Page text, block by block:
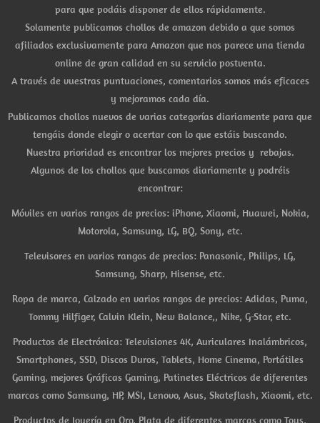
para que podáis disponer de ellos rápidamente.
Solamente publicamos chollos de amazon debido a que somos
afiliados exclusivamente para Amazon que nos parece una tienda
online de gran calidad en su servicio postventa.
A través de vuestras puntuaciones, comentarios somos más eficaces
y mejoramos cada día.
Publicamos chollos nuevos de varias categorías diariamente para que
tengáis donde elegir o acertar con lo que estáis buscando.
Nuestra prioridad es encontrar los mejores precios y rebajas.
Algunos de los chollos que buscamos diariamente y podréis
encontrar:
Móviles en varios rangos de precios: iPhone, Xiaomi, Huawei, Nokia,
Motorola, Samsung, LG, BQ, Sony, etc.
Televisores en varios rangos de precios: Panasonic, Philips, LG,
Samsung, Sharp, Hisense, etc.
Ropa de marca, Calzado en varios rangos de precios: Adidas, Puma,
Tommy Hilfiger, Calvin Klein, New Balance,, Nike, G-Star, etc.
Productos de Electrónica: Televisiones 4K, Auriculares Inalámbricos,
Smartphones, SSD, Discos Duros, Tablets, Home Cinema, Portátiles
Gaming, mejores Gráficas Gaming, Patinetes Eléctricos de diferentes
marcas como Samsung, HP, MSI, Lenovo, Asus, Skateflash, Xiaomi, etc.
Productos de Joyería en Oro, Plata de diferentes marcas como Tous,